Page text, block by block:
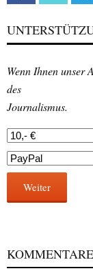
Wenn Ihnen unser
des
Journalismus.
Weiter
KOMMENTARE